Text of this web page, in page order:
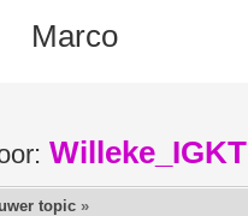
Marco
Willeke_IGKT
topic »